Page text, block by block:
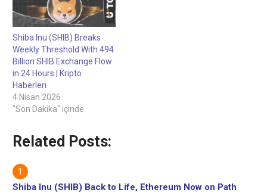
Shiba Inu (SHIB) Breaks
Weekly Threshold With 494
Billion SHIB Exchange Flow
in 24 Hours | Kripto
Haberleri
4 Nisan 2026
"Son Dakika" içinde
Related Posts:
Shiba Inu (SHIB) Back to Life, Ethereum Now on Path